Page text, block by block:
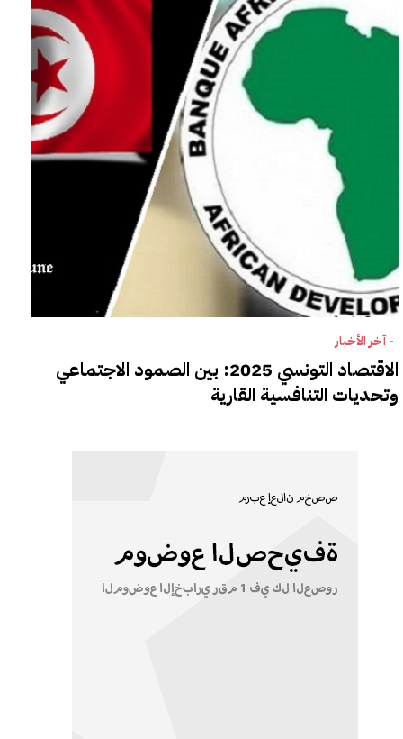
- آخر الأخبار
الاقتصاد التونسي 2025: بين الصمود الاجتماعي
وتحديات التنافسية القارية